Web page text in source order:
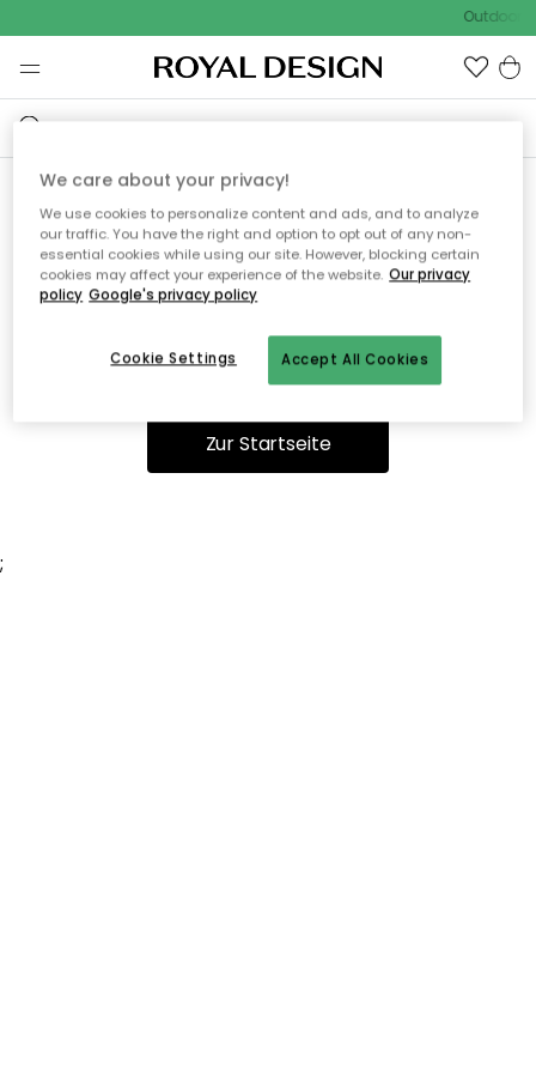
Outdoor
Ooops, die Seite wurde nicht
gefunden.
Sie können auf unserer Startseiteweiter navigieren.
Zur Startseite
;
We care about your privacy!
We use cookies to personalize content and ads, and to analyze
our traffic. You have the right and option to opt out of any non-
essential cookies while using our site. However, blocking certain
cookies may affect your experience of the website. Our privacy
policy Google's privacy policy
Accept All Cookies
Cookie Settings